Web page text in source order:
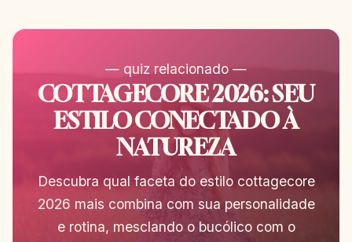
— quiz relacionado —
COTTAGECORE 2026: SEU
ESTILO CONECTADO À
NATUREZA
Descubra qual faceta do estilo cottagecore
2026 mais combina com sua personalidade
e rotina, mesclando o bucólico com o